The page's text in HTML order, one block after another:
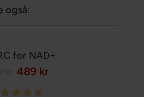
også:
for NAD+
489 kr